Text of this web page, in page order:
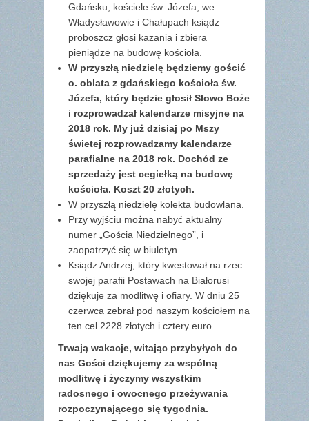
Gdańsku, kościele św. Józefa, we
Władysławowie i Chałupach ksiądz
proboszcz głosi kazania i zbiera
pieniądze na budowę kościoła.
W przyszłą niedzielę będziemy gościć
o. oblata z gdańskiego kościoła św.
Józefa, który będzie głosił Słowo Boże
i rozprowadzał kalendarze misyjne na
2018 rok. My już dzisiaj po Mszy
świetej rozprowadzamy kalendarze
parafialne na 2018 rok. Dochód ze
sprzedaży jest cegiełką na budowę
kościoła. Koszt 20 złotych.
W przyszłą niedzielę kolekta budowlana.
Przy wyjściu można nabyć aktualny
numer „Gościa Niedzielnego”, i
zaopatrzyć się w biuletyn.
Ksiądz Andrzej, który kwestował na rzec
swojej parafii Postawach na Białorusi
dziękuje za modlitwę i ofiary. W dniu 25
czerwca zebrał pod naszym kościołem na
ten cel 2228 złotych i cztery euro.
Trwają wakacje, witając przybyłych do
nas Gości dziękujemy za wspólną
modlitwę i życzymy wszystkim
radosnego i owocnego przeżywania
rozpoczynającego się tygodnia.